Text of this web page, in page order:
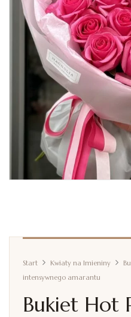
Start Kwiaty na Imieniny
intensywnego amarantu
Bukiet Hot